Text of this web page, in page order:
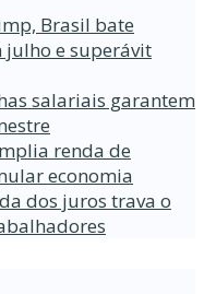
Brasil bate
julho e superávit
salariais garantem
renda de
economia
dos juros trava o